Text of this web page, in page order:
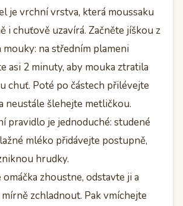
je vrchní vrstva, která moussaku
i chuťově uzavírá. Začněte jíškou z
mouky: na středním plameni
asi 2 minuty, aby mouka ztratila
chuť. Poté po částech přilévejte
neustále šlehejte metličkou.
pravidlo je jednoduché: studené
mléko přidávejte postupně,
hrudky.
omáčka zhoustne, odstavte ji a
zchladnout. Pak vmíchejte